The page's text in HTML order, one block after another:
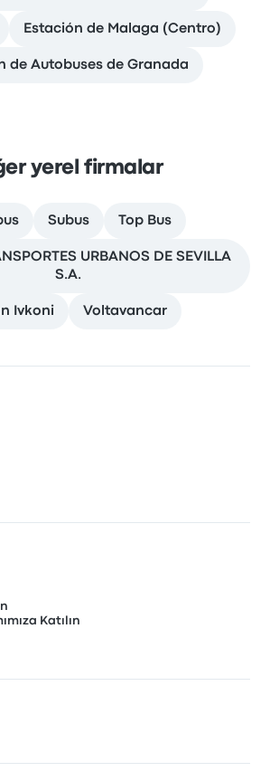
Estación de Malaga (Centro)
de Autobuses de Granada
yerel firmalar
Subus Top Bus
URBANOS DE SEVILLA
S.A.
Ivkoni Voltavancar
Katılın